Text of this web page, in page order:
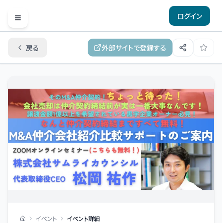
Open menu
ログイン
戻る 外部サイトで登録する
イベント イベント詳細